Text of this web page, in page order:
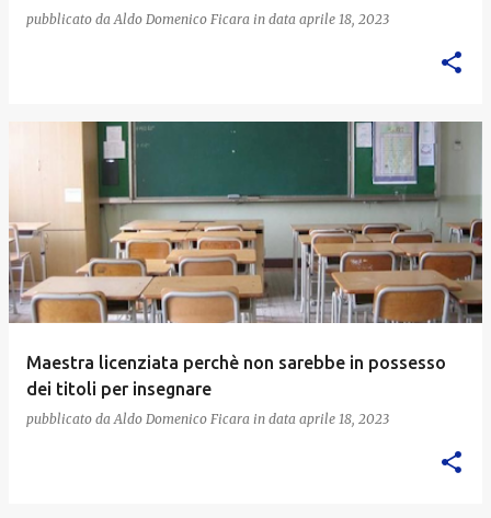
pubblicato da Aldo Domenico Ficara in data aprile 18, 2023
Maestra licenziata perchè non sarebbe in possesso
dei titoli per insegnare
pubblicato da Aldo Domenico Ficara in data aprile 18, 2023